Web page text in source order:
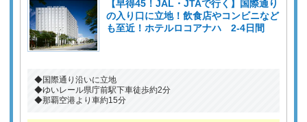
【早得45！JAL・JTAで行く】国際通り
の入り口に立地！飲食店やコンビニなど
も至近！ホテルロコアナハ 2-4日間
◆国際通り沿いに立地
◆ゆいレール県庁前駅下車徒歩約2分
◆那覇空港より車約15分